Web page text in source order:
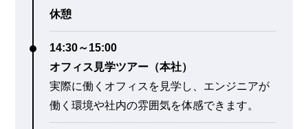
休憩
14:30～15:00
オフィス見学ツアー（本社）
実際に働くオフィスを見学し、エンジニアが
働く環境や社内の雰囲気を体感できます。